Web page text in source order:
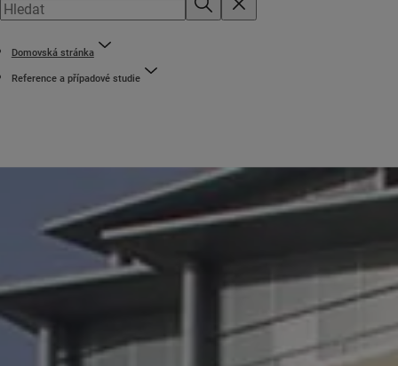
Domovská stránka
Reference a případové studie